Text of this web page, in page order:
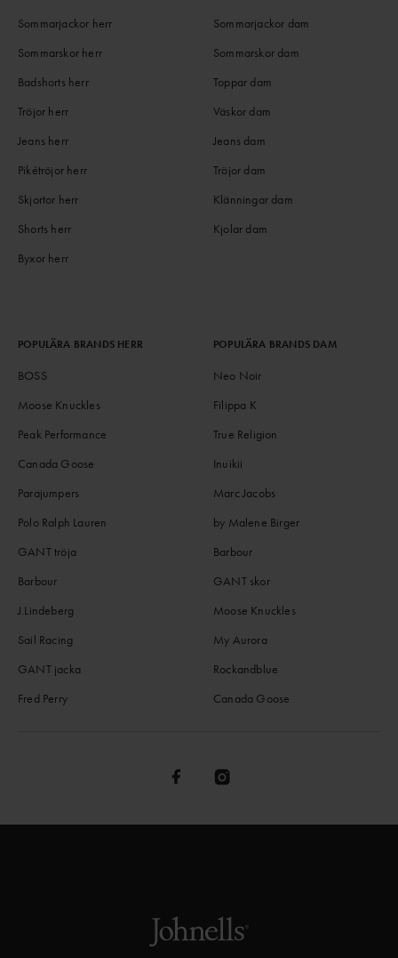
Sommarjackor herr
Sommarskor herr
Badshorts herr
Tröjor herr
Jeans herr
Pikétröjor herr
Skjortor herr
Shorts herr
Byxor herr
Sommarjackor dam
Sommarskor dam
Toppar dam
Väskor dam
Jeans dam
Tröjor dam
Klänningar dam
Kjolar dam
POPULÄRA BRANDS HERR
BOSS
Moose Knuckles
Peak Performance
Canada Goose
Parajumpers
Polo Ralph Lauren
GANT tröja
Barbour
J.Lindeberg
Sail Racing
GANT jacka
Fred Perry
POPULÄRA BRANDS DAM
Neo Noir
Filippa K
True Religion
Inuikii
Marc Jacobs
by Malene Birger
Barbour
GANT skor
Moose Knuckles
My Aurora
Rockandblue
Canada Goose